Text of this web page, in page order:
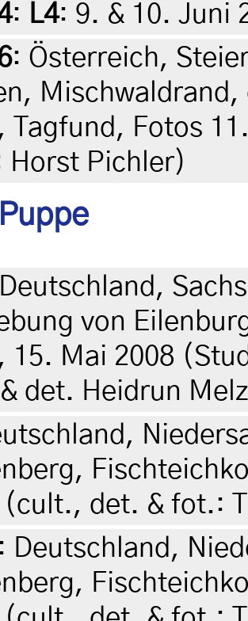
: L4: 9. & 10. Juni
: Österreich,
Tagfund, Fotos
Horst Pichler)
Deutschland,
von
15. Mai 2008
det. Heidrun
(cult., det. & fot.:
Deutschland,